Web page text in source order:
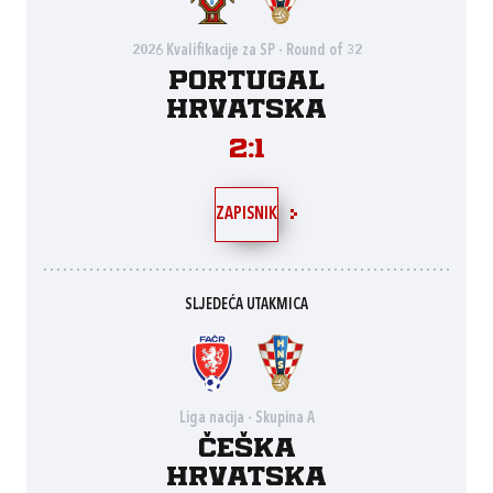
2026 Kvalifikacije za SP - Round of 32
Portugal
Hrvatska
2:1
ZAPISNIK
SLJEDEĆA UTAKMICA
Liga nacija - Skupina A
Češka
Hrvatska